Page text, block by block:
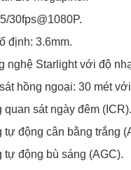
30fps@1080P.
định: 3.6mm.
nghệ Starlight với độ
hồng ngoại: 30 mét
quan sát ngày đêm (ICR).
tự động cân bằng trắng
tự động bù sáng (AGC).